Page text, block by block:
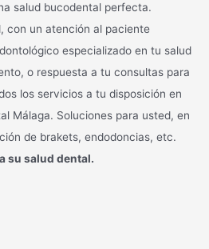
salud bucodental perfecta.
con un atención al paciente
especializado en tu salud
o respuesta a tu consultas para
los servicios a tu disposición en
Málaga. Soluciones para usted, en
de brakets, endodoncias, etc.
su salud dental.